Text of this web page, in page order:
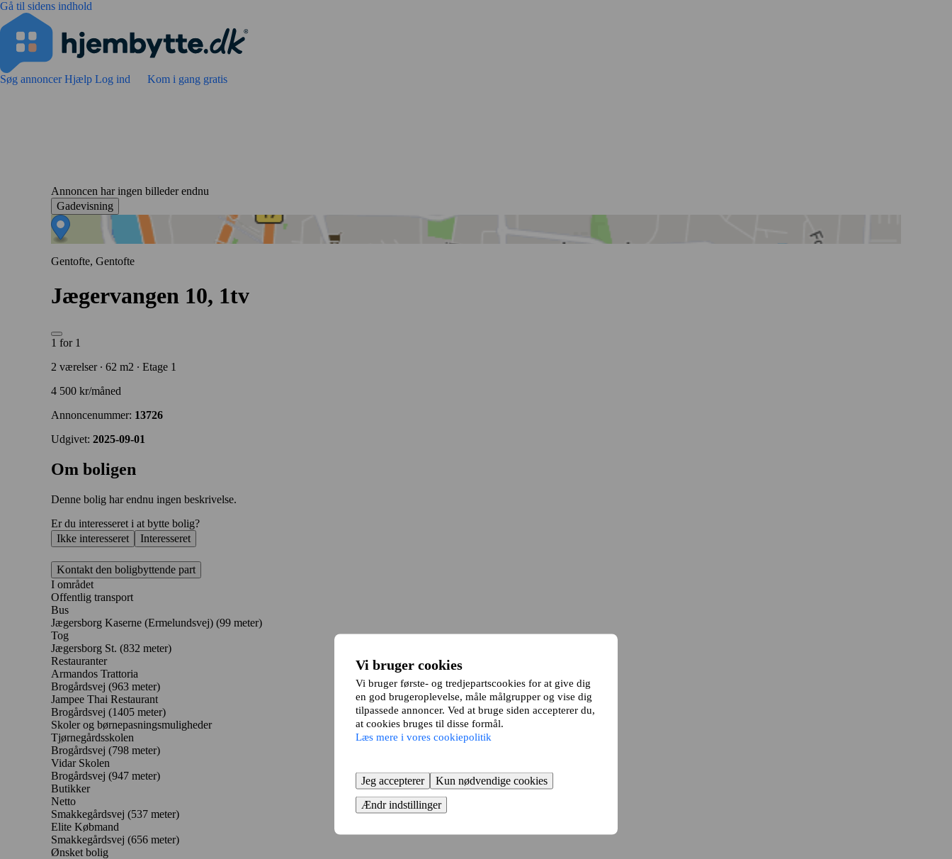
Gå til sidens indhold
Vi bruger cookies
Vi bruger første- og tredjepartscookies for at give dig
en god brugeroplevelse, måle målgrupper og vise dig
tilpassede annoncer. Ved at bruge siden accepterer du,
at cookies bruges til disse formål.
Læs mere i vores cookiepolitik
Jeg accepterer
Kun nødvendige cookies
Ændr indstillinger
Søg annoncerHjælp Log ind Kom i gang gratis
Annoncen har ingen billeder endnu
Gadevisning
Gentofte, Gentofte
Jægervangen 10, 1tv
1 for 1
2 værelser ∙ 62 m2 ∙ Etage 1
4 500 kr/måned
Annoncenummer: 13726
Udgivet: 2025-09-01
Om boligen
Denne bolig har endnu ingen beskrivelse.
Er du interesseret i at bytte bolig?
Ikke interesseret
Interesseret
Kontakt den boligbyttende part
I området
Offentlig transport
Bus
Jægersborg Kaserne (Ermelundsvej) (99 meter)
Tog
Jægersborg St. (832 meter)
Restauranter
Armandos Trattoria
Brogårdsvej (963 meter)
Jampee Thai Restaurant
Brogårdsvej (1405 meter)
Skoler og børnepasningsmuligheder
Tjørnegårdsskolen
Brogårdsvej (798 meter)
Vidar Skolen
Brogårdsvej (947 meter)
Butikker
Netto
Smakkegårdsvej (537 meter)
Elite Købmand
Smakkegårdsvej (656 meter)
Ønsket bolig